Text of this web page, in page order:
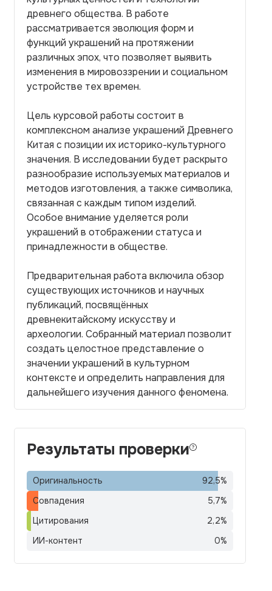
древнего общества. В работе
рассматривается эволюция форм и
функций украшений на протяжении
различных эпох, что позволяет выявить
изменения в мировоззрении и социальном
устройстве тех времен.
Цель курсовой работы состоит в
комплексном анализе украшений Древнего
Китая с позиции их историко-культурного
значения. В исследовании будет раскрыто
разнообразие используемых материалов и
методов изготовления, а также символика,
связанная с каждым типом изделий.
Особое внимание уделяется роли
украшений в отображении статуса и
принадлежности в обществе.
Предварительная работа включила обзор
существующих источников и научных
публикаций, посвящённых
древнекитайскому искусству и
археологии. Собранный материал позволит
создать целостное представление о
значении украшений в культурном
контексте и определить направления для
дальнейшего изучения данного феномена.
Результаты проверки
Оригинальность 92,5%
Совпадения
5,7%
Цитирования
2,2%
ИИ-контент
0%